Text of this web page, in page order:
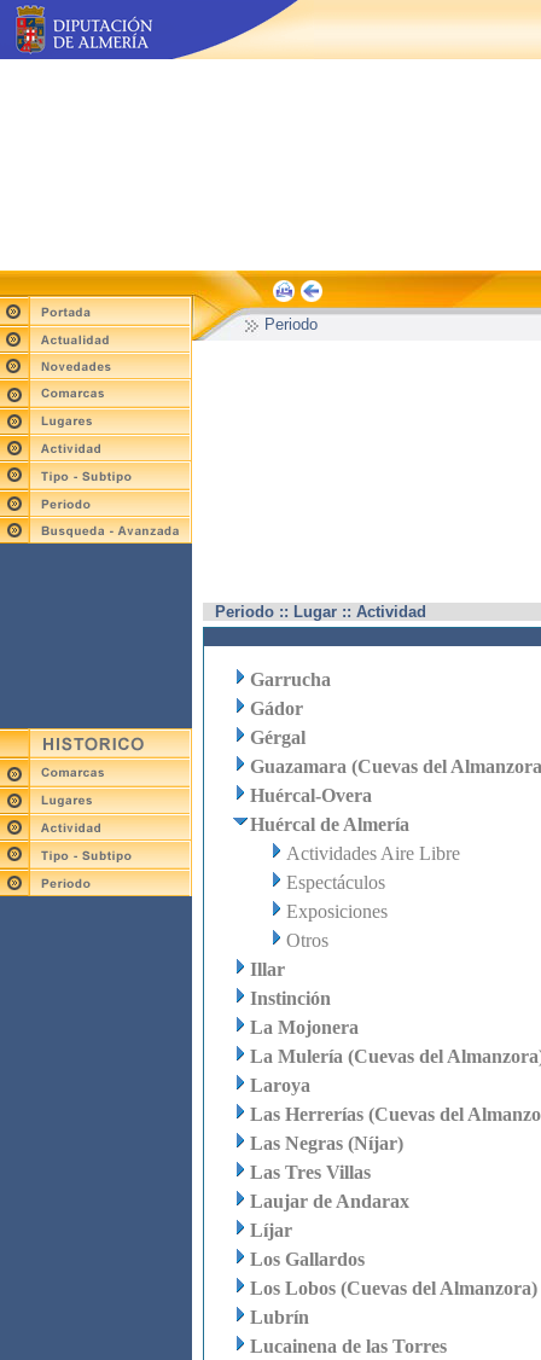
Periodo
Periodo :: Lugar :: Actividad
Garrucha
Gádor
Gérgal
Guazamara (Cuevas del
Huércal-Overa
Huércal de Almería
Actividades Aire Libre
Espectáculos
Exposiciones
Otros
Illar
Instinción
La Mojonera
La Mulería (Cuevas del
Laroya
Las Herrerías (Cuevas del
Las Negras (Níjar)
Las Tres Villas
Laujar de Andarax
Líjar
Los Gallardos
Los Lobos (Cuevas del Almanzora)
Lubrín
Lucainena de las Torres